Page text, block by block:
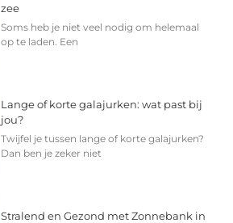
zee
Soms heb je niet veel nodig om helemaal
op te laden. Een
Lange of korte galajurken: wat past bij
jou?
Twijfel je tussen lange of korte galajurken?
Dan ben je zeker niet
Stralend en Gezond met Zonnebank in